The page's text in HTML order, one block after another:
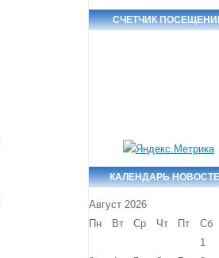
СЧЕТЧИК
КАЛЕНДАРЬ
Август 2026
Пн
Вт Ср Чт Пт
Сб
1